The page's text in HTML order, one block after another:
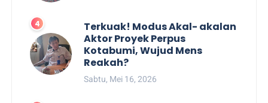
Terkuak! Modus Akal- akalan
Aktor Proyek Perpus
Kotabumi, Wujud Mens
Reakah?
Sabtu, Mei 16, 2026